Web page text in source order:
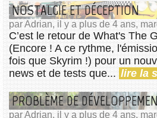
NOSTALGIE ET DÉCEPTION
par Adrian, il y a plus de 4 ans,
C’est le retour de What's The
(Encore ! A ce rythme,
fois que Skyrim !) pour un
news et de tests que... lire la
PROBLÈME DE
par Adrian, il y a plus de 4 ans,